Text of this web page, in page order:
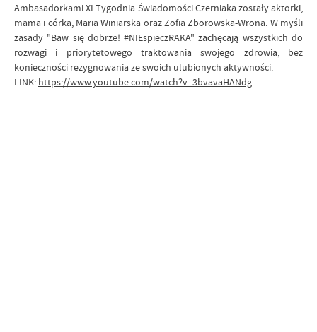
Ambasadorkami XI Tygodnia Świadomości Czerniaka zostały aktorki,
mama i córka, Maria Winiarska oraz Zofia Zborowska-Wrona. W myśli
zasady "Baw się dobrze! #NIEspieczRAKA" zachęcają wszystkich do
rozwagi i priorytetowego traktowania swojego zdrowia, bez
konieczności rezygnowania ze swoich ulubionych aktywności.
LINK: https://www.youtube.com/watch?v=3bvavaHANdg